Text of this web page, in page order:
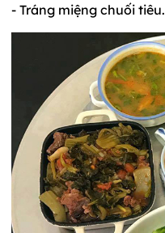
- Tráng miệng chuối tiêu.